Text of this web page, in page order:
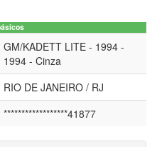
GM/KADETT LITE - 1994 -
1994 - Cinza
RIO DE JANEIRO / RJ
******************41877